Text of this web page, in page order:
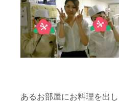
あるお部屋にお料理を出し